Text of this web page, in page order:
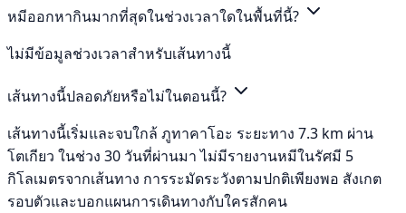
หมีออกหากินมากที่สุดในช่วงเวลาใดในพื้นที่นี้?
ไม่มีข้อมูลช่วงเวลาสำหรับเส้นทางนี้
เส้นทางนี้ปลอดภัยหรือไม่ในตอนนี้?
เส้นทางนี้เริ่มและจบใกล้ ภูทาคาโอะ ระยะทาง 7.3 km ผ่าน
โตเกียว ในช่วง 30 วันที่ผ่านมา ไม่มีรายงานหมีในรัศมี 5
กิโลเมตรจากเส้นทาง การระมัดระวังตามปกติเพียงพอ สังเกต
รอบตัวและบอกแผนการเดินทางกับใครสักคน